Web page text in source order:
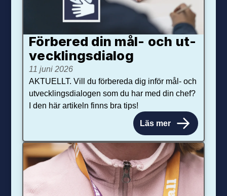
Förbered din mål- och ut­
veck­lings­dialog
11 juni 2026
AKTUELLT. Vill du förbereda dig inför mål- och
utvecklingsdialogen som du har med din chef?
I den här artikeln finns bra tips!
Läs mer